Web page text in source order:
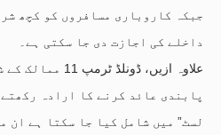
جبکہ کاروباری مسافروں کو کچھ
داخلے کی اجازت دی جا سکتی ہے۔
علاوہ ازیں،
پابندی عائد کرنے کا ارادہ
لسٹ” میں شامل کیا جا سکتا ہے ان